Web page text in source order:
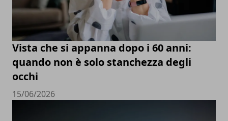
Vista che si appanna dopo i 60 anni:
quando non è solo stanchezza degli
occhi
15/06/2026